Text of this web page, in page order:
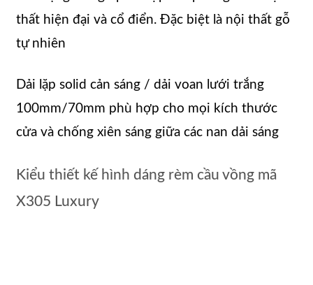
thất hiện đại và cổ điển. Đặc biệt là nội thất gỗ
tự nhiên
Dải lặp solid cản sáng / dải voan lưới trắng
100mm/70mm phù hợp cho mọi kích thước
cửa và chống xiên sáng giữa các nan dải sáng
Kiểu thiết kế hình dáng rèm cầu vồng mã
X305 Luxury